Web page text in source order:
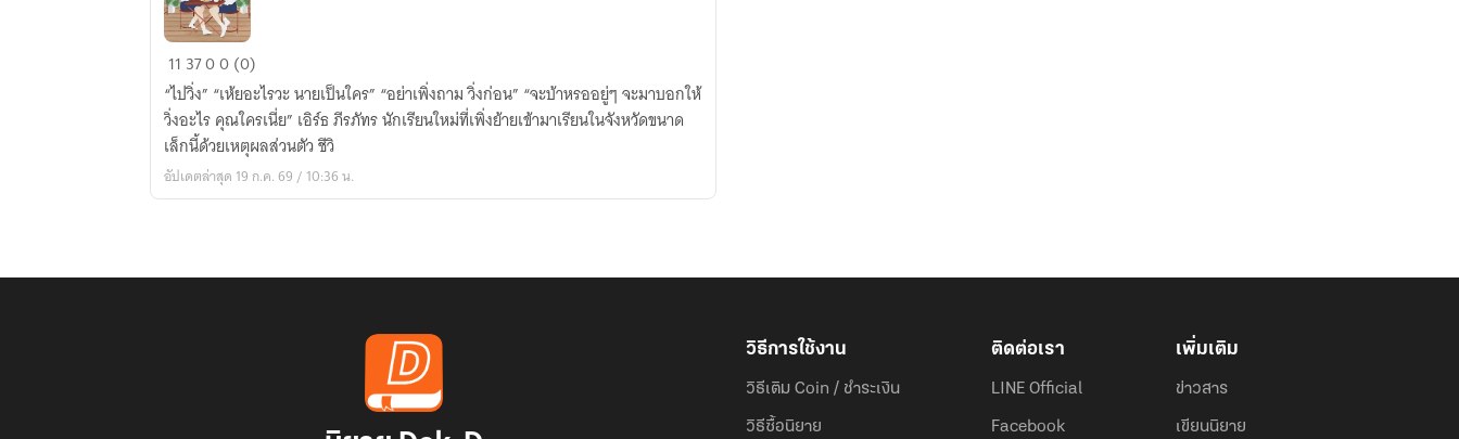
ให้
โลก
หมุน
รอบ
ตัว
11 3700 (0)
“ไปวิ่ง” “เห้ยอะไรวะ นายเป็นใคร” “อย่าเพิ่งถาม วิ่งก่อน” “จะบ้าหรออยู่ๆ จะมาบอกให้
วิ่งอะไร คุณใครเนี่ย” เอิร์ธ ภีรภัทร นักเรียนใหม่ที่เพิ่งย้ายเข้ามาเรียนในจังหวัดขนาด
เล็กนี้ด้วยเหตุผลส่วนตัว ชีวิ
อัปเดตล่าสุด 19 ก.ค. 69 / 10:36 น.
วิธีการใช้งาน
วิธีเติม Coin / ชำระเงิน
วิธีซื้อนิยาย
ติดต่อเรา
LINE Official
Facebook
เพิ่มเติม
ข่าวสาร
เขียนนิยาย